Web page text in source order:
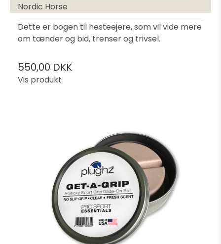
Nordic Horse
Dette er bogen til hesteejere, som vil vide mere
om tænder og bid, trenser og trivsel.
550,00 DKK
Vis produkt